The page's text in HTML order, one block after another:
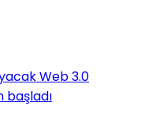
Web 3.0
başladı